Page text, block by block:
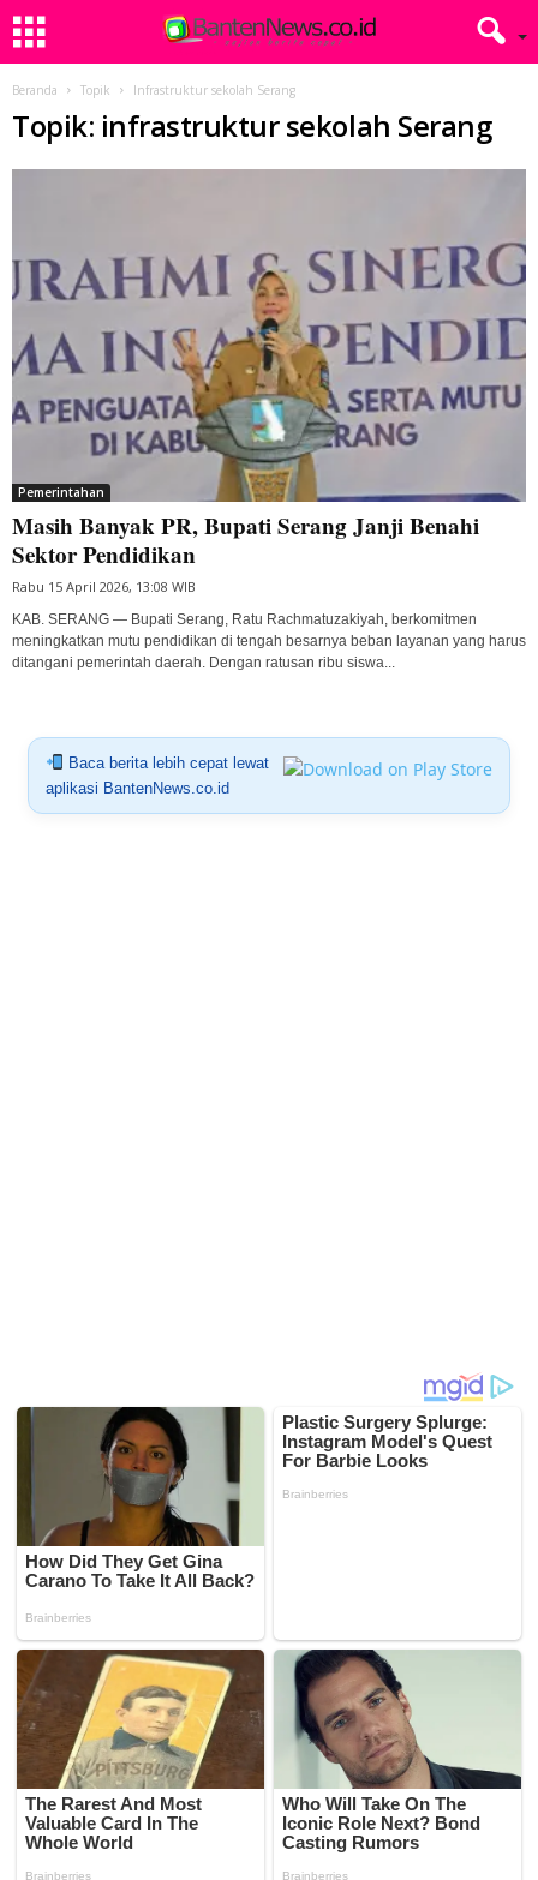
Beranda Topik Infrastruktur sekolah Serang
Topik: infrastruktur sekolah Serang
Pemerintahan
Masih Banyak PR, Bupati Serang Janji Benahi
Sektor Pendidikan
Rabu 15 April 2026, 13:08 WIB
KAB. SERANG — Bupati Serang, Ratu Rachmatuzakiyah, berkomitmen
meningkatkan mutu pendidikan di tengah besarnya beban layanan yang harus
ditangani pemerintah daerah. Dengan ratusan ribu siswa...
Baca berita lebih cepat lewat
aplikasi BantenNews.co.id